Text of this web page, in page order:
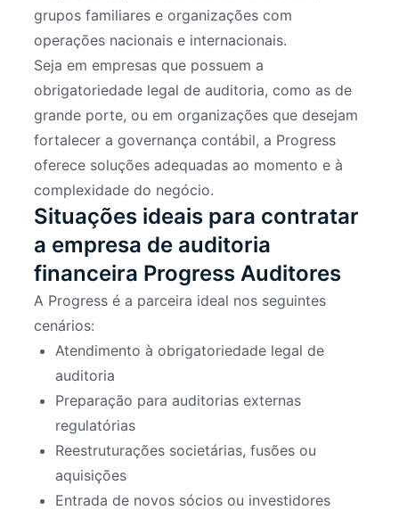
grupos familiares e organizações com
operações nacionais e internacionais.
Seja em empresas que possuem a
obrigatoriedade legal de auditoria, como as de
grande porte, ou em organizações que desejam
fortalecer a governança contábil, a Progress
oferece soluções adequadas ao momento e à
complexidade do negócio.
Situações ideais para contratar
a empresa de auditoria
financeira Progress Auditores
A Progress é a parceira ideal nos seguintes
cenários:
Atendimento à obrigatoriedade legal de
auditoria
Preparação para auditorias externas
regulatórias
Reestruturações societárias, fusões ou
aquisições
Entrada de novos sócios ou investidores